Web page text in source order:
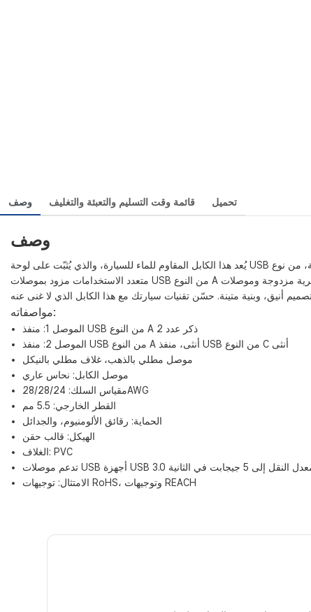
وصف قائمة وقت التسليم والتعبئة والتغليف تحميل
وصف
مواصفاته:
الموصل 1: منفذ USB من النوع A ذكر عدد 2
الموصل 2: ​​منفذ USB من النوع A أنثى، منفذ USB من النوع C أنثى
موصل مطلي بالذهب، غلاف مطلي بالنيكل
موصل الكابل: نحاس عاري
مقياس السلك: 28/28/24AWG
القطر الخارجي: 5.5 مم
الحماية: رقائق الألومنيوم، والجدائل
الهيكل: قالب حقن
الغلاف: PVC
الامتثال: توجيهات RoHS، وتوجيهات REACH